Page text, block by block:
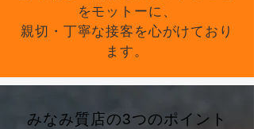
みなみ質店の3つのポイント
をモットーに、
親切・丁寧な接客を心がけており
ます。